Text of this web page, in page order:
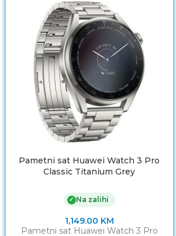
Pametni sat Huawei Watch 3 Pro
Classic Titanium Grey
✓ Na zalihi
1,149.00 KM
Pametni sat Huawei Watch 3 Pro